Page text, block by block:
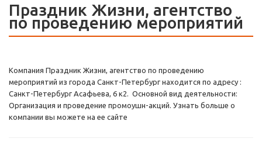
Праздник Жизни, агентство
по проведению мероприятий
Компания Праздник Жизни, агентство по проведению
мероприятий из города Санкт-Петербург находится по адресу :
Санкт-Петербург Асафьева, 6 к2. Основной вид деятельности:
Организация и проведение промоушн-акций. Узнать больше о
компании вы можете на ее сайте